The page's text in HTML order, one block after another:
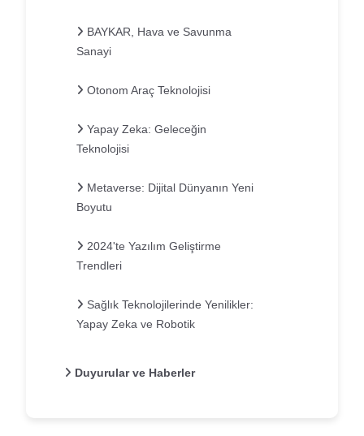
BAYKAR, Hava ve Savunma
Sanayi
Otonom Araç Teknolojisi
Yapay Zeka: Geleceğin
Teknolojisi
Metaverse: Dijital Dünyanın Yeni
Boyutu
2024'te Yazılım Geliştirme
Trendleri
Sağlık Teknolojilerinde Yenilikler:
Yapay Zeka ve Robotik
Duyurular ve Haberler